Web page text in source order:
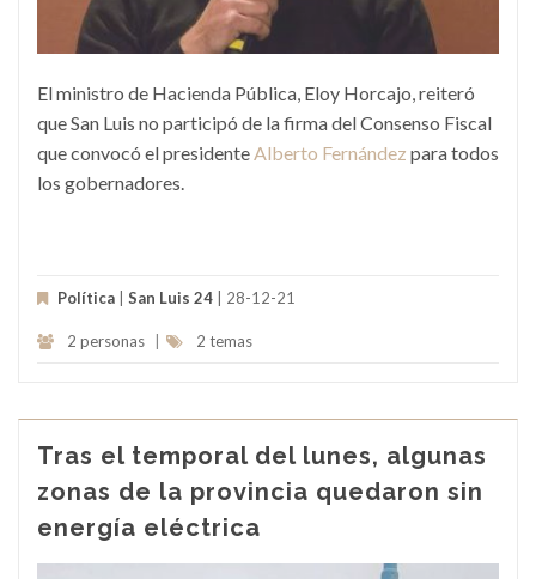
El ministro de Hacienda Pública, Eloy Horcajo, reiteró
que San Luis no participó de la firma del Consenso Fiscal
que convocó el presidente Alberto Fernández para todos
los gobernadores.
Política San Luis 24 | 28-12-21
2 personas 2 temas
Tras el temporal del lunes, algunas
zonas de la provincia quedaron sin
energía eléctrica